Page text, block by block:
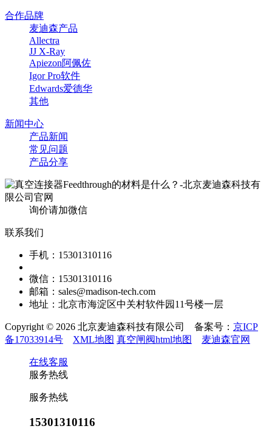
合作品牌
麦迪森产品
Allectra
JJ X-Ray
Apiezon阿佩佐
Igor Pro软件
Edwards爱德华
其他
新闻中心
产品新闻
常见问题
产品分享
询价请加微信
联系我们
手机：15301310116
微信：15301310116
邮箱：sales@madison-tech.com
地址：北京市海淀区中关村软件园11号楼一层
Copyright © 2026 北京麦迪森科技有限公司 备案号： 京ICP
备17033914号
XML地图 真空闸阀html地图 麦迪森官网
在线客服
服务热线
服务热线
15301310116